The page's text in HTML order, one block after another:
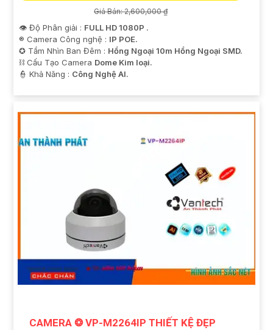
Giá Bán: 2,600,000 ₫
👁 Độ Phân giải : FULL HD 1080P .
®️ Camera Công nghệ : IP POE.
✪ Tầm Nhìn Ban Đêm : Hồng Ngoại 10m Hồng Ngoại SMD.
⛓ Cấu Tạo Camera Dome Kim loại.
️👮 Khả Năng : Công Nghệ AI.
CAMERA ❂ VP-M2264IP THIẾT KỆ ĐẸP